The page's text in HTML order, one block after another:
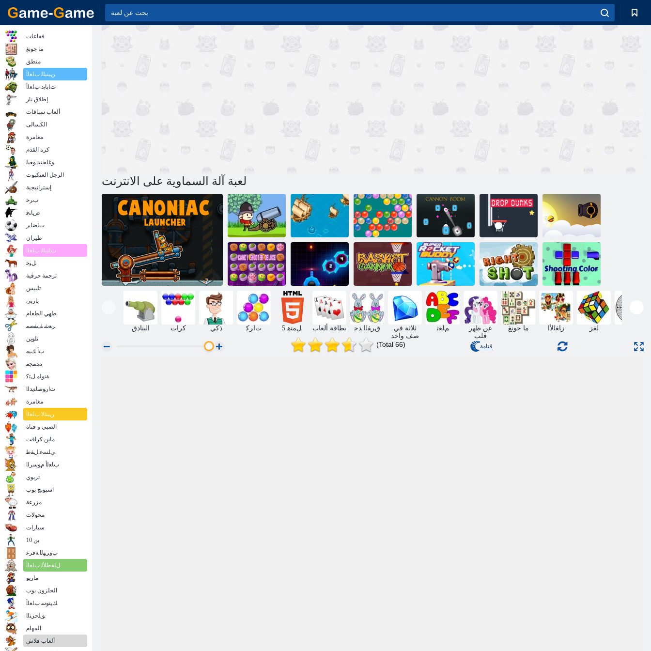
لعبة آلة السماوية على الانترنت
جنود ومدفع:
الجبل هجوم
ﻊﻓﺍﺪﻣﻭ ﺔﻨﺻﺍﺮﻘﻟﺍ ﺕﺎﻋﺎﻘﻔﻟﺍ ﻑﺫﺎﻗ ﻡﻮﺑ ﻊﻓﺪﻣ ﺲﻤﻐﻳ ﻁﺎﻘﺳﺇ ﻥﺎﻣ ﻊﻓﺪﻣ
ﺲﻛﻮﻠﻳﺩ ﺭﺎﻨﻟﺍ
ﻖﻠﻄﻣ ﻯﻮﻠﺣ
2 ﺮﺘﺳﻼ ﺑ ﻥﻮﻴﻧ ﻊﻓﺪﻤﻟﺍ ﺔﻠﺳ
ﺦﻳﺭﺍﻮﺼﻟﺍ
ءﺎﻗﺪﺻﻷ ﺍ ﺮﺑﻮﺳ
ﻖﺤﻟﺍ ﺔﻘﻠﻃ ﺮﻳﻮﺼﺘﻟﺍ ﻥﻮﻟ
البنادق كرات ذكي ﺕﺍﺮﻛ 5 ﻞﻤﺘﻫ بطاقة ألعاب ﻕﺮﻔﻟﺍ ﺪﺟ
ثلاثة في
صف واحد
ﻢﻠﻌﺗ
عن ظهر
قلب
ما جونغ ﺯﺎﻐﻟﻷ ﺍ لغز
(Total 66) قتامة
فقاعات
ما جونغ
منطق
ﻦﻴﻨﺒﻠﻟ ﺏﺎﻌﻟﺃ
ﺕﺎﺑﺎﺑﺩ ﺏﺎﻌﻟﺃ
إطلاق نار
ألعاب سباقات
الكسالى
مغامرة
كرة القدم
ﻮﻏﺎﺠﻨﻴﻧ ﻮﻐﻴﻟ
الرجل العنكبوت
إستراتيجية
ﺏﺮﺣ
ﺹﺎﻨﻗ
ﺕﺎﺿﺎﻳﺭ
طيران
ﺕﺎﻨﺒﻠﻟ ﺏﺎﻌﻟﺃ
ﻞﻴﺧ
ترجمة حرفية
تلبيس
باربي
طهي الطعام
ﺮﻌﺷ ﻒﻔﺼﻣ
تلوين
ﺏﺃ ﻚﻴﻣ
ﺓﺪﻤﺠﻣ
ﺔﻧﻮﻠﻣ ﻞﺘﻛ
ﺕﺍﺭﻮﺻﺎﻨﻳﺪﻟﺍ
مغامرة
ﻦﻴﻨﺛﻻ ﺏﺎﻌﻟﺃ
الصبي و فتاة
ماين كرافت
ﻲﻠﺴﻋ ﻞﻔﻃ
ﺏﺎﻌﻟﺃ ﻡﻮﺳﺮﻟﺍ
تربوي
اسبونج بوب
مزرعة
محولات
سيارات
بن 10
ﺏﻭﺮﻬﻟﺍ ﺔﻓﺮﻏ
ﻝﺎﻔﻃﻸ ﻟ ﺏﺎﻌﻟﺃ
ماريو
الحلزون بوب
ﻚﻴﻧﻮﺳ ﺏﺎﻌﻟﺃ
ﻖﻠﺣﺰﺘﻟﺍ
المهام
ألعاب فلاش